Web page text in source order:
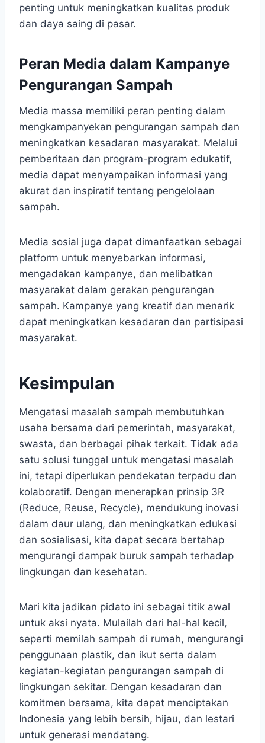
penting untuk meningkatkan kualitas produk
dan daya saing di pasar.
Peran Media dalam Kampanye
Pengurangan Sampah
Media massa memiliki peran penting dalam
mengkampanyekan pengurangan sampah dan
meningkatkan kesadaran masyarakat. Melalui
pemberitaan dan program-program edukatif,
media dapat menyampaikan informasi yang
akurat dan inspiratif tentang pengelolaan
sampah.
Media sosial juga dapat dimanfaatkan sebagai
platform untuk menyebarkan informasi,
mengadakan kampanye, dan melibatkan
masyarakat dalam gerakan pengurangan
sampah. Kampanye yang kreatif dan menarik
dapat meningkatkan kesadaran dan partisipasi
masyarakat.
Kesimpulan
Mengatasi masalah sampah membutuhkan
usaha bersama dari pemerintah, masyarakat,
swasta, dan berbagai pihak terkait. Tidak ada
satu solusi tunggal untuk mengatasi masalah
ini, tetapi diperlukan pendekatan terpadu dan
kolaboratif. Dengan menerapkan prinsip 3R
(Reduce, Reuse, Recycle), mendukung inovasi
dalam daur ulang, dan meningkatkan edukasi
dan sosialisasi, kita dapat secara bertahap
mengurangi dampak buruk sampah terhadap
lingkungan dan kesehatan.
Mari kita jadikan pidato ini sebagai titik awal
untuk aksi nyata. Mulailah dari hal-hal kecil,
seperti memilah sampah di rumah, mengurangi
penggunaan plastik, dan ikut serta dalam
kegiatan-kegiatan pengurangan sampah di
lingkungan sekitar. Dengan kesadaran dan
komitmen bersama, kita dapat menciptakan
Indonesia yang lebih bersih, hijau, dan lestari
untuk generasi mendatang.